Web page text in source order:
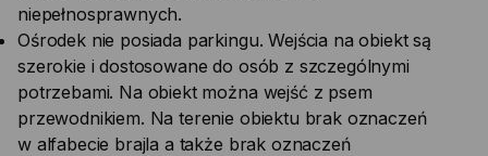
niepełnosprawnych.
Ośrodek nie posiada parkingu. Wejścia na obiekt są
szerokie i dostosowane do osób z szczególnymi
potrzebami. Na obiekt można wejść z psem
przewodnikiem. Na terenie obiektu brak oznaczeń
w alfabecie brajla a także brak oznaczeń